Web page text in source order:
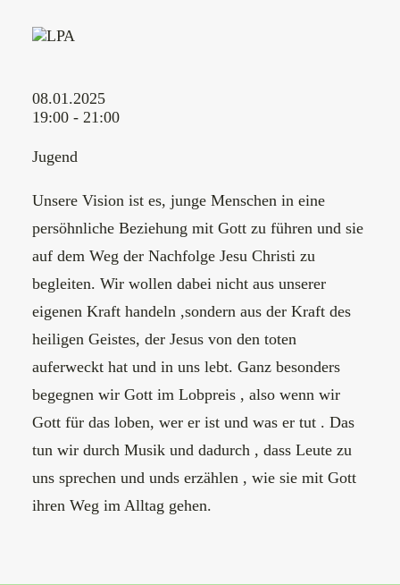
08.01.2025
19:00 - 21:00
Jugend
Unsere Vision ist es, junge Menschen in eine
persöhnliche Beziehung mit Gott zu führen und sie
auf dem Weg der Nachfolge Jesu Christi zu
begleiten. Wir wollen dabei nicht aus unserer
eigenen Kraft handeln ,sondern aus der Kraft des
heiligen Geistes, der Jesus von den toten
auferweckt hat und in uns lebt. Ganz besonders
begegnen wir Gott im Lobpreis , also wenn wir
Gott für das loben, wer er ist und was er tut . Das
tun wir durch Musik und dadurch , dass Leute zu
uns sprechen und unds erzählen , wie sie mit Gott
ihren Weg im Alltag gehen.